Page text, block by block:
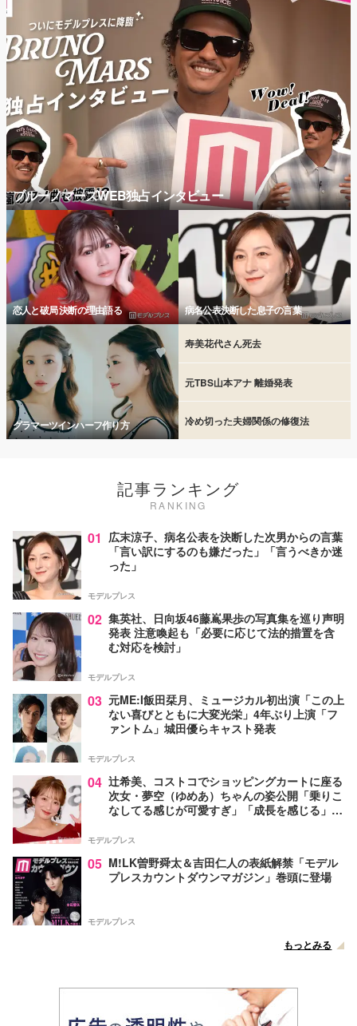
ブルーノマーズWEB独占インタビュー
恋人と破局 決断の理由語る 病名公表決断した息子の言葉
グラマーツインハーフ作り方
寿美花代さん死去
元TBS山本アナ 離婚発表
冷め切った夫婦関係の修復法
記事ランキング
RANKING
01 広末涼子、病名公表を決断した次男からの言葉
「言い訳にするのも嫌だった」「言うべきか迷
った」
モデルプレス
02 集英社、日向坂46藤嶌果歩の写真集を巡り声明
発表 注意喚起も「必要に応じて法的措置を含
む対応を検討」
モデルプレス
03 元ME:I飯田栞月、ミュージカル初出演「この上
ない喜びとともに大変光栄」4年ぶり上演「フ
ァントム」城田優らキャスト発表
モデルプレス
04 辻希美、コストコでショッピングカートに座る
次女・夢空（ゆめあ）ちゃんの姿公開「乗りこ
なしてる感じが可愛すぎ」「成長を感じる」の
モデルプレス
05 M!LK曽野舜太＆吉田仁人の表紙解禁「モデル
プレスカウントダウンマガジン」巻頭に登場
モデルプレス
もっとみる